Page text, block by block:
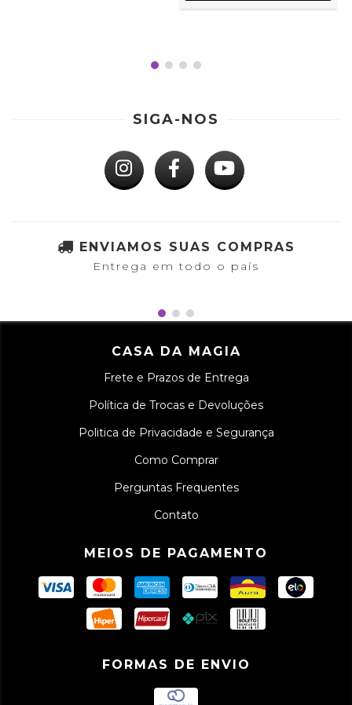
SIGA-NOS
ENVIAMOS SUAS COMPRAS
Entrega em todo o país
CASA DA MAGIA
Frete e Prazos de Entrega
Política de Trocas e Devoluções
Politica de Privacidade e Segurança
Como Comprar
Perguntas Frequentes
Contato
MEIOS DE PAGAMENTO
FORMAS DE ENVIO